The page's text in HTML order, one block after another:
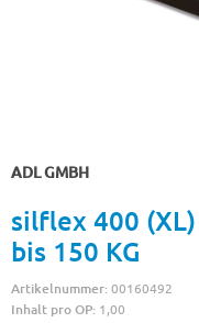
ADL GMBH
silflex 400
bis 150 KG
Artikelnummer:00160492
Inhalt pro OP: 1,00